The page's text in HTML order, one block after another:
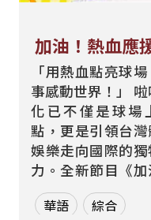
加油！熱血應
「用熱血點亮球
事感動世界！」 啦啦隊文
化已不僅是球場
點，更是引領台
娛樂走向國際的
力。全新節目《加
血應援站》，由香
張啟樂與影視運動
華語 綜合